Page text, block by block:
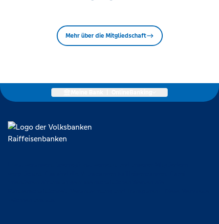
Mehr über die Mitgliedschaft